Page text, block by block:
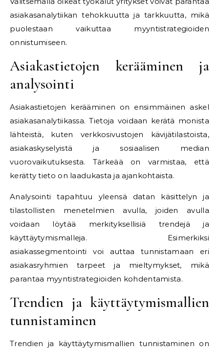
asiakasanalytiikan tehokkuutta ja tarkkuutta, mikä
puolestaan vaikuttaa myyntistrategioiden
onnistumiseen.
Asiakastietojen kerääminen ja
analysointi
Asiakastietojen kerääminen on ensimmäinen askel
asiakasanalytiikassa. Tietoja voidaan kerätä monista
lähteistä, kuten verkkosivustojen kävijätilastoista,
asiakaskyselyistä ja sosiaalisen median
vuorovaikutuksesta. Tärkeää on varmistaa, että
kerätty tieto on laadukasta ja ajankohtaista.
Analysointi tapahtuu yleensä datan käsittelyn ja
tilastollisten menetelmien avulla, joiden avulla
voidaan löytää merkityksellisiä trendejä ja
käyttäytymismalleja. Esimerkiksi
asiakassegmentointi voi auttaa tunnistamaan eri
asiakasryhmien tarpeet ja mieltymykset, mikä
parantaa myyntistrategioiden kohdentamista.
Trendien ja käyttäytymismallien
tunnistaminen
Trendien ja käyttäytymismallien tunnistaminen on